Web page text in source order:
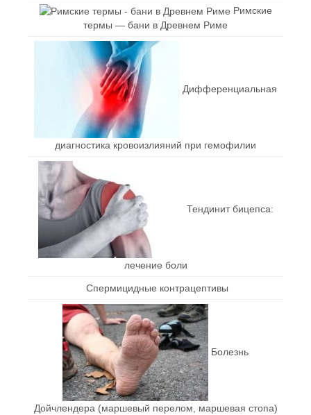
Римские
термы — бани в Древнем Риме
Дифференциальная
диагностика кровоизлияний при гемофилии
Тендинит бицепса:
лечение боли
Спермицидные контрацептивы
Болезнь
Дойчлендера (маршевый перелом, маршевая стопа)